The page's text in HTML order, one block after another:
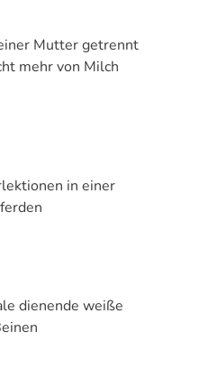
Mutter getrennt
mehr von Milch
in einer
dienende weiße